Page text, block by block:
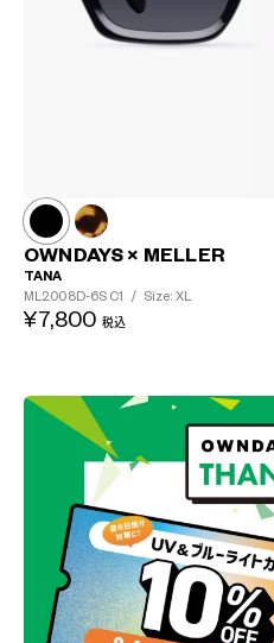
OWNDAYS × MELLER
TANA
ML2008D-6S C1 / Size: XL
¥7,800 税込